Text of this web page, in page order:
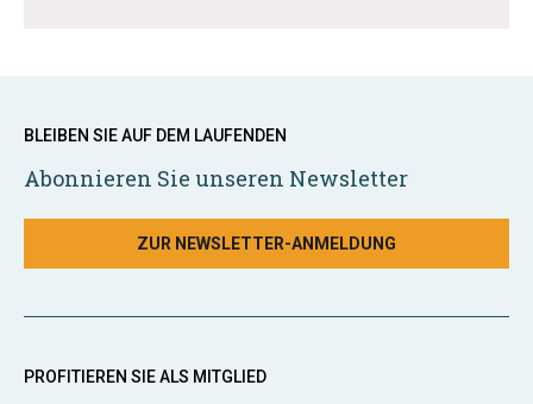
BLEIBEN SIE AUF DEM LAUFENDEN
Abonnieren Sie unseren Newsletter
ZUR NEWSLETTER-ANMELDUNG
PROFITIEREN SIE ALS MITGLIED